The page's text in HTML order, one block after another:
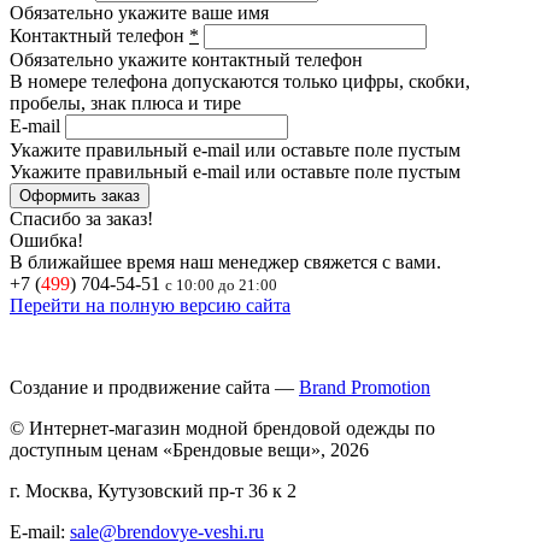
Обязательно укажите ваше имя
Контактный телефон *
Обязательно укажите контактный телефон
В номере телефона допускаются только цифры, скобки,
пробелы, знак плюса и тире
E-mail
Укажите правильный e-mail или оставьте поле пустым
Укажите правильный e-mail или оставьте поле пустым
Спасибо за заказ!
Ошибка!
В ближайшее время наш менеджер свяжется с вами.
+7 (499) 704-54-51 с 10:00 до 21:00
Перейти на полную версию сайта
Создание и продвижение сайта — Brand Promotion
© Интернет-магазин модной брендовой одежды по
доступным ценам «Брендовые вещи», 2026
г. Москва, Кутузовский пр-т 36 к 2
E-mail: sale@brendovye-veshi.ru